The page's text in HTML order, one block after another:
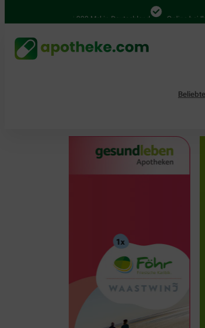
4.000 Mal in Deutschland Online bei Ihrer